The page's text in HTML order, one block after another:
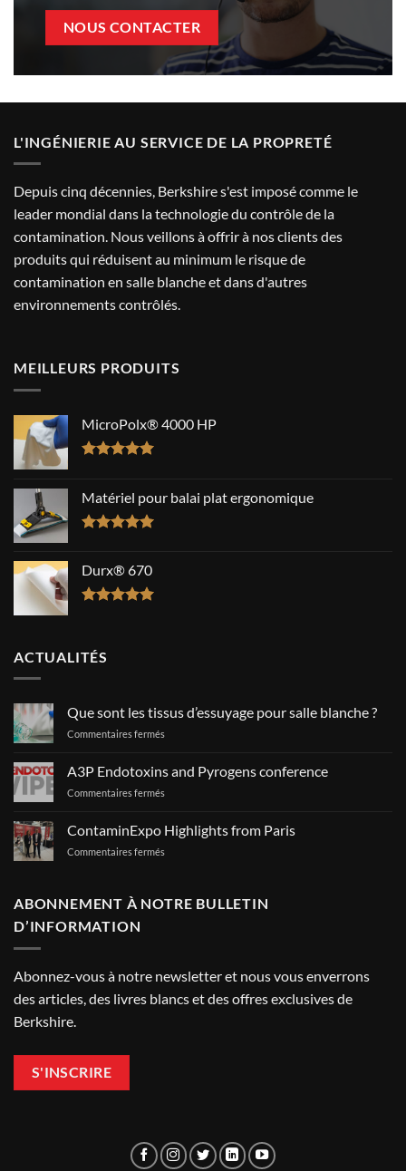
NOUS CONTACTER
L'INGÉNIERIE AU SERVICE DE LA PROPRETÉ
Depuis cinq décennies, Berkshire s'est imposé comme le
leader mondial dans la technologie du contrôle de la
contamination. Nous veillons à offrir à nos clients des
produits qui réduisent au minimum le risque de
contamination en salle blanche et dans d'autres
environnements contrôlés.
MEILLEURS PRODUITS
MicroPolx® 4000 HP
Matériel pour balai plat ergonomique
Durx® 670
ACTUALITÉS
Que sont les tissus d’essuyage pour salle blanche ?
Commentaires fermés
les
tissus
pour
salle
blanche
A3P Endotoxins and Pyrogens conference
Commentaires fermés
and
Pyrogens
ContaminExpo Highlights from Paris
Commentaires fermés
from
Paris
ABONNEMENT À NOTRE BULLETIN
D’INFORMATION
Abonnez-vous à notre newsletter et nous vous enverrons
des articles, des livres blancs et des offres exclusives de
Berkshire.
S'INSCRIRE